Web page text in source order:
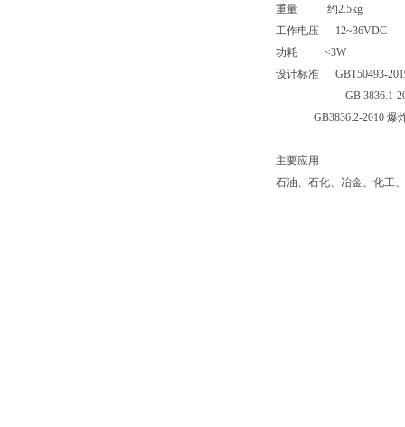
重量
约2.5kg
工作电压
12~36VDC
功耗
<3W
设计标准
GBT50493-
GB 3836.1-
GB3836.2-2010 爆
主要应用
石油、石化、冶金、化工